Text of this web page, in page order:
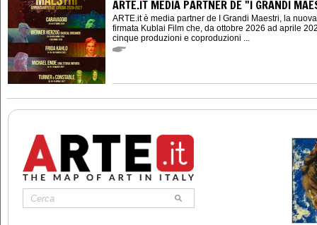
ARTE.IT MEDIA PARTNER DE "I GRANDI
ARTE.it è media partner de I Grandi Maestri, la
firmata Kublai Film che, da ottobre 2026 ad aprile
cinque produzioni e coproduzioni ...